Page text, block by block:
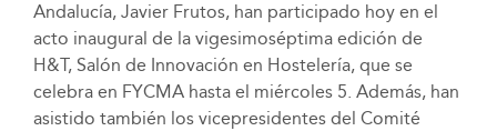
Andalucía, Javier Frutos, han participado hoy en el
acto inaugural de la vigesimoséptima edición de
H&T, Salón de Innovación en Hostelería, que se
celebra en FYCMA hasta el miércoles 5. Además, han
asistido también los vicepresidentes del Comité